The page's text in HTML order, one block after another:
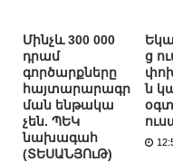
Մինչև 300 000
դրամ
գործարքները
հայտարարագր
ման ենթակա
չեն. ՊԵԿ
նախագահ
(ՏԵՍԱՆՅՈւԹ)
ց
ն